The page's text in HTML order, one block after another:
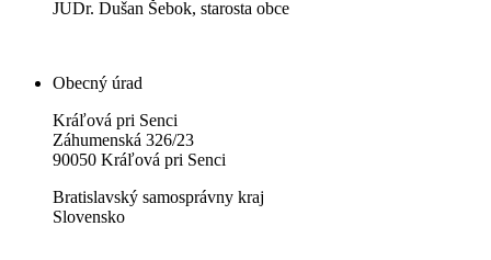
JUDr. Dušan Šebok, starosta obce
Obecný úrad
Kráľová pri Senci
Záhumenská 326/23
90050 Kráľová pri Senci
Bratislavský samosprávny kraj
Slovensko